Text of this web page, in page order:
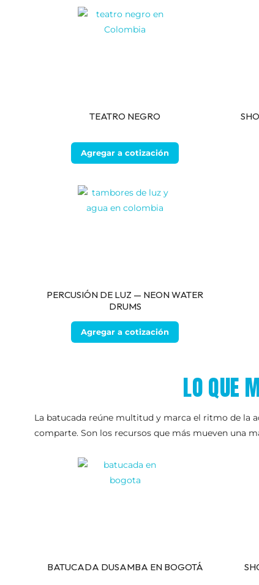
TEATRO NEGRO
Agregar a cotización
PERCUSIÓN DE LUZ — NEON WATER
DRUMS
Agregar a cotización
LO QUE
La batucada reúne multitud y marca el ritmo de la
comparte. Son los recursos que más mueven una
BATUCADA DUSAMBA EN BOGOTÁ